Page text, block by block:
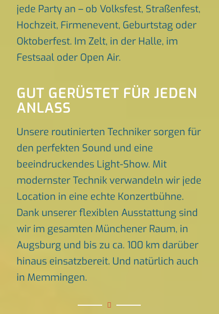
jede Party an – ob Volksfest, Straßenfest,
Hochzeit, Firmenevent, Geburtstag oder
Oktoberfest. Im Zelt, in der Halle, im
Festsaal oder Open Air.
GUT GERÜSTET FÜR JEDEN
ANLASS
Unsere routinierten Techniker sorgen für
den perfekten Sound und eine
beeindruckendes Light-Show. Mit
modernster Technik verwandeln wir jede
Location in eine echte Konzertbühne.
Dank unserer flexiblen Ausstattung sind
wir im gesamten Münchener Raum, in
Augsburg und bis zu ca. 100 km darüber
hinaus einsatzbereit. Und natürlich auch
in Memmingen.